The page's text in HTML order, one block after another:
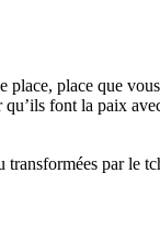
place que
font la paix
par le